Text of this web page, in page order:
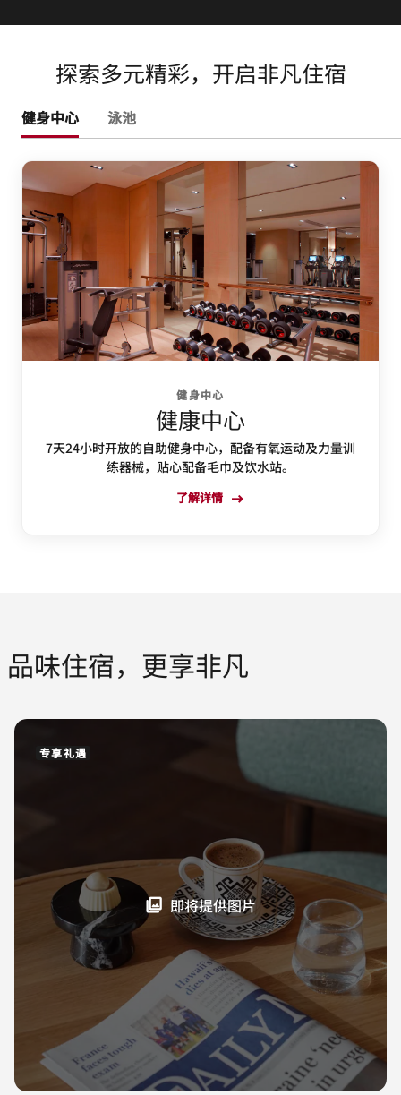
探索多元精彩，开启非凡住宿
健身中心 泳池
健身中心
健康中心
7天24小时开放的自助健身中心，配备有氧运动及力量训
练器械，贴心配备毛巾及饮水站。
了解详情
品味住宿，更享非凡
专享礼遇
即将提供图片